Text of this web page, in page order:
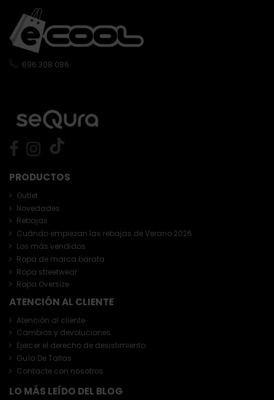
PRODUCTOS
Outlet
Novedades
Rebajas
Cuándo empiezan las rebajas de Verano 2026
Los más vendidos
Ropa de marca barata
Ropa streetwear
Ropa Oversize
ATENCIÓN AL CLIENTE
Atención al cliente
Cambios y devoluciones
Ejercer el derecho de desistimiento
Guía De Tallas
Contacte con nosotros
LO MÁS LEÍDO DEL BLOG
696 308 086